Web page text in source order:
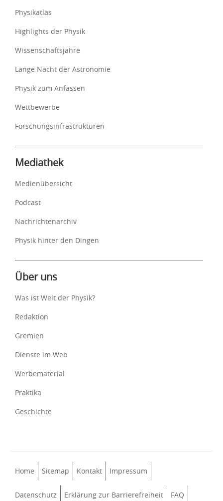
Physikatlas
Highlights der Physik
Wissenschaftsjahre
Lange Nacht der Astronomie
Physik zum Anfassen
Wettbewerbe
Forschungsinfrastrukturen
Mediathek
Medienübersicht
Podcast
Nachrichtenarchiv
Physik hinter den Dingen
Über uns
Was ist Welt der Physik?
Redaktion
Gremien
Dienste im Web
Werbematerial
Praktika
Geschichte
Home Sitemap Kontakt Impressum
Datenschutz Erklärung zur Barrierefreiheit FAQ